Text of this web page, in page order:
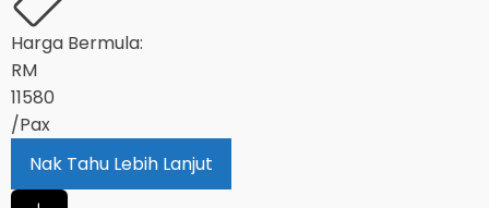
Harga Bermula:
RM
11580
/Pax
Nak Tahu Lebih Lanjut